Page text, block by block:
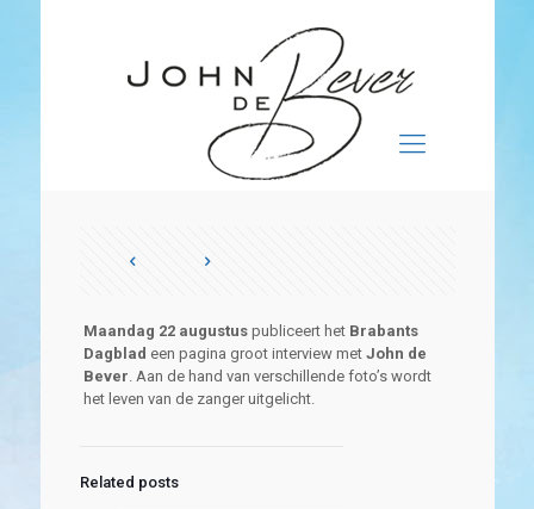
Maandag 22 augustus publiceert het Brabants
Dagblad een pagina groot interview met John de
Bever. Aan de hand van verschillende foto’s wordt
het leven van de zanger uitgelicht.
Related posts